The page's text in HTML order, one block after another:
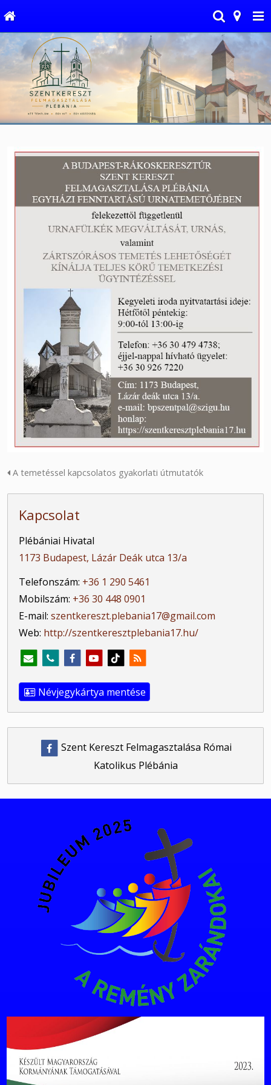
A temetéssel kapcsolatos gyakorlati útmutatók
Kapcsolat
Plébániai Hivatal
1173 Budapest, Lázár Deák utca 13/a
Telefonszám: +36 1 290 5461
Mobilszám: +36 30 448 0901
E-mail: szentkereszt.plebania17@gmail.com
Web: http://szentkeresztplebania17.hu/
Névjegykártya mentése
Szent Kereszt Felmagasztalása Római
Katolikus Plébánia